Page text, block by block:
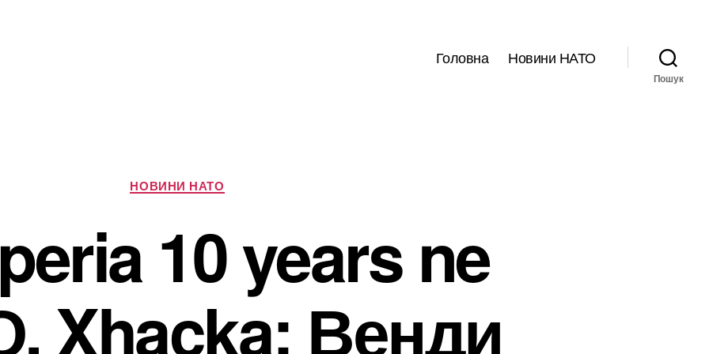
Головна Новини НАТО
Пошук
Категорії
НОВИНИ НАТО
10 years ne
Xhaçka: Венди